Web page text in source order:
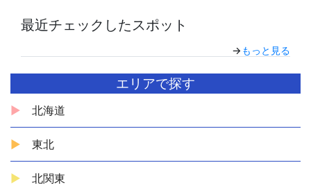
最近チェックしたスポット
→ もっと見る
エリアで探す
北海道
東北
北関東